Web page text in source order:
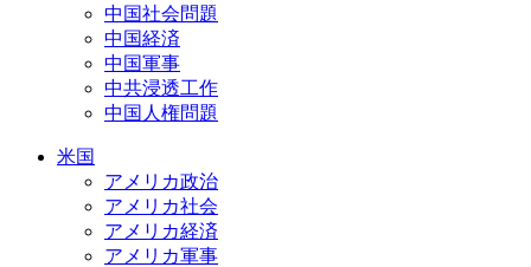
中国社会問題
中国経済
中国軍事
中共浸透工作
中国人権問題
米国
アメリカ政治
アメリカ社会
アメリカ経済
アメリカ軍事